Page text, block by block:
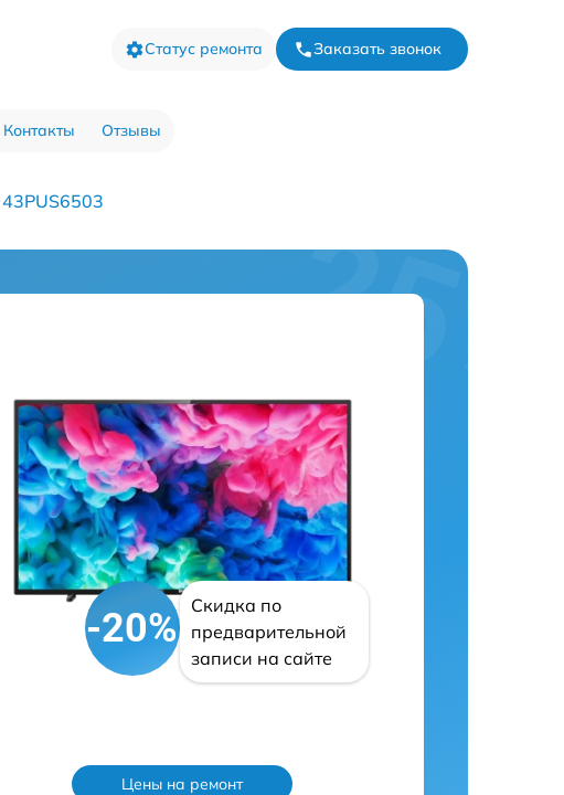
Статус ремонта Заказать звонок
Контакты Отзывы
-20%
Скидка по
предварительной
записи на сайте
Цены на ремонт